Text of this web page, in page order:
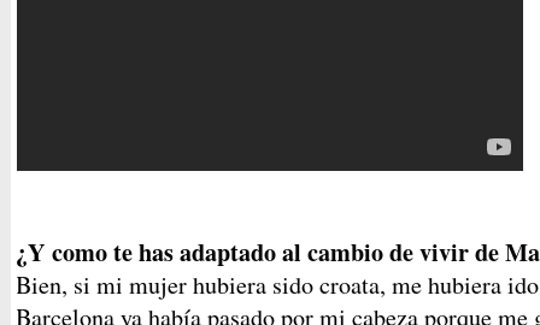
¿Y como te has adaptado al cambio de vivir de
Bien, si mi mujer hubiera sido croata, me hubiera
Barcelona ya había pasado por mi cabeza porque me